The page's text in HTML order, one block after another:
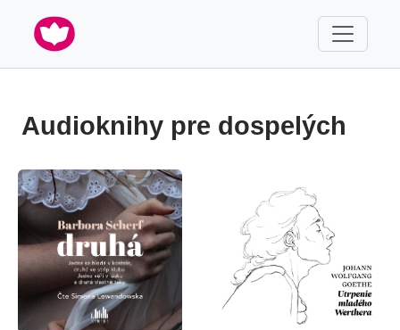
Audioknihy pre dospelých